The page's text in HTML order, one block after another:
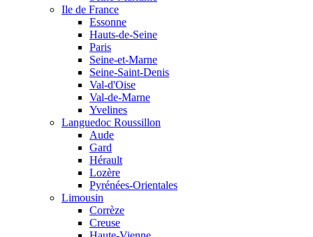
Ile de France
Essonne
Hauts-de-Seine
Paris
Seine-et-Marne
Seine-Saint-Denis
Val-d'Oise
Val-de-Marne
Yvelines
Languedoc Roussillon
Aude
Gard
Hérault
Lozère
Pyrénées-Orientales
Limousin
Corrèze
Creuse